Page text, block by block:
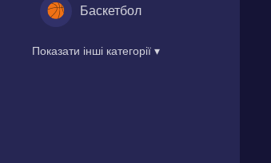
Баскетбол
Показати інші категорії ▾